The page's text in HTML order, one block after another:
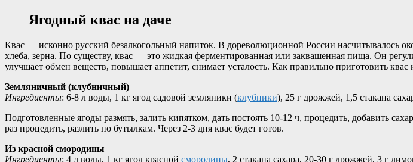
Ягодный квас на даче
Квас — исконно русский безалкогольный напиток. В дореволюционной России насчитывалось
хлеба, зерна. По существу, квас — это жидкая ферментированная или заквашенная пища. Он
улучшает обмен веществ, повышает аппетит, снимает усталость. Как правильно приготовить
Земляничный (клубничный)
Ингредиенты: 6-8 л воды, 1 кг ягод садовой земляники (клубники), 25 г дрожжей, 1,5 стакана
Подготовленные ягоды размять, залить кипятком, дать постоять 10-12 ч, процедить, добавить
раз процедить, разлить по бутылкам. Через 2-3 дня квас будет готов.
Из красной смородины
Ингредиенты: 4 л воды, 1 кг ягод красной смородины, 2 стакана сахара, 20-30 г дрожжей, 3 г